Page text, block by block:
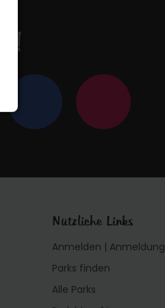
Nützliche Links
Anmelden | Anmeldung
Parks finden
Alle Parks